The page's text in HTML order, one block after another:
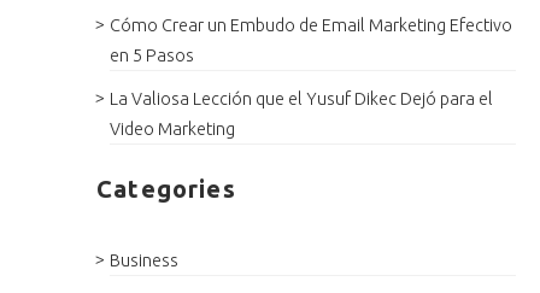
Cómo Crear un Embudo de Email Marketing Efectivo
en 5 Pasos
La Valiosa Lección que el Yusuf Dikec Dejó para el
Video Marketing
Categories
Business